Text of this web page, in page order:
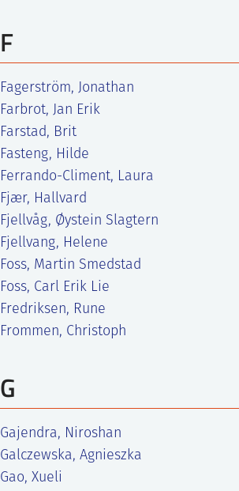
F
Fagerström, Jonathan
Farbrot, Jan Erik
Farstad, Brit
Fasteng, Hilde
Ferrando-Climent, Laura
Fjær, Hallvard
Fjellvåg, Øystein Slagtern
Fjellvang, Helene
Foss, Martin Smedstad
Foss, Carl Erik Lie
Fredriksen, Rune
Frommen, Christoph
G
Gajendra, Niroshan
Galczewska, Agnieszka
Gao, Xueli